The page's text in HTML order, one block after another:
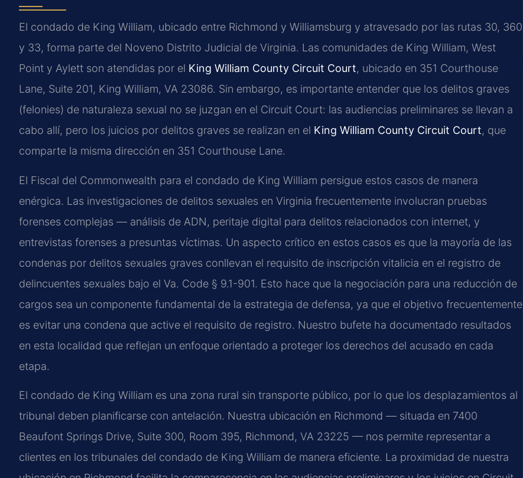
El condado de King William, ubicado entre Richmond y Williamsburg y atravesado por las rutas 30, 360
y 33, forma parte del Noveno Distrito Judicial de Virginia. Las comunidades de King William, West
Point y Aylett son atendidas por el King William County Circuit Court, ubicado en 351 Courthouse
Lane, Suite 201, King William, VA 23086. Sin embargo, es importante entender que los delitos graves
(felonies) de naturaleza sexual no se juzgan en el Circuit Court: las audiencias preliminares se llevan a
cabo allí, pero los juicios por delitos graves se realizan en el King William County Circuit Court, que
comparte la misma dirección en 351 Courthouse Lane.
El Fiscal del Commonwealth para el condado de King William persigue estos casos de manera
enérgica. Las investigaciones de delitos sexuales en Virginia frecuentemente involucran pruebas
forenses complejas — análisis de ADN, peritaje digital para delitos relacionados con internet, y
entrevistas forenses a presuntas víctimas. Un aspecto crítico en estos casos es que la mayoría de las
condenas por delitos sexuales graves conllevan el requisito de inscripción vitalicia en el registro de
delincuentes sexuales bajo el Va. Code § 9.1-901. Esto hace que la negociación para una reducción de
cargos sea un componente fundamental de la estrategia de defensa, ya que el objetivo frecuentemente
es evitar una condena que active el requisito de registro. Nuestro bufete ha documentado resultados
en esta localidad que reflejan un enfoque orientado a proteger los derechos del acusado en cada
etapa.
El condado de King William es una zona rural sin transporte público, por lo que los desplazamientos al
tribunal deben planificarse con antelación. Nuestra ubicación en Richmond — situada en 7400
Beaufont Springs Drive, Suite 300, Room 395, Richmond, VA 23225 — nos permite representar a
clientes en los tribunales del condado de King William de manera eficiente. La proximidad de nuestra